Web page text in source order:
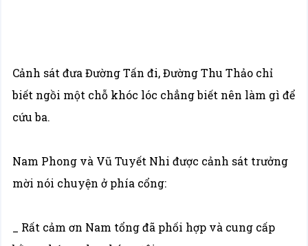
Cảnh sát đưa Đường Tấn đi, Đường Thu Thảo chỉ
biết ngồi một chỗ khóc lóc chẳng biết nên làm gì để
cứu ba.
Nam Phong và Vũ Tuyết Nhi được cảnh sát trưởng
mời nói chuyện ở phía cổng:
_ Rất cảm ơn Nam tổng đã phối hợp và cung cấp